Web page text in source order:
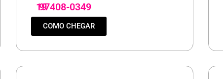
19
97408-0349
COMO CHEGAR